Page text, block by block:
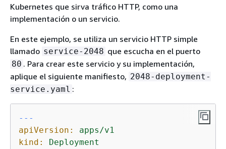
Kubernetes que sirva tráfico HTTP, como una
implementación o un servicio.
En este ejemplo, se utiliza un servicio HTTP simple
llamado service-2048 que escucha en el puerto
80 . Para crear este servicio y su implementación,
aplique el siguiente manifiesto, 2048-deployment-
service.yaml :
---
apiVersion:
apps/v1
kind:
Deployment